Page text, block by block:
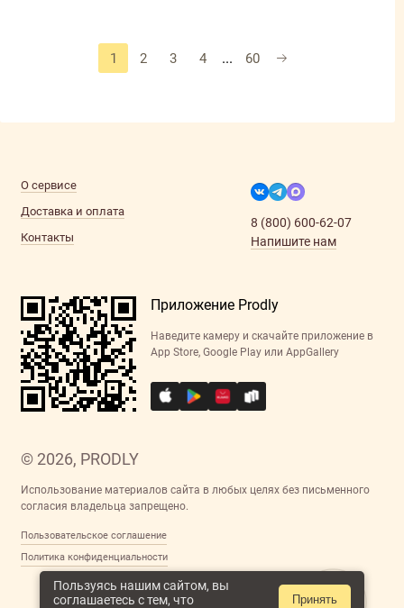
Пользуясь нашим сайтом, вы
соглашаетесь с тем, что
Принять
1 2 3 4 ... 60
© 2026, PRODLY
Использование материалов сайта в любых целях без письменного
согласия владельца запрещено.
Пользовательское соглашение
Политика конфиденциальности
О сервисе
Доставка и оплата
Контакты
8 (800) 600-62-07
Напишите нам
Приложение Prodly
Наведите камеру и скачайте приложение в
App Store, Google Play или AppGallery